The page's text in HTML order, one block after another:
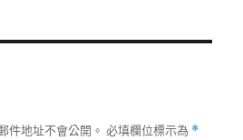
件地址不會公開。 必填欄位標示為 *